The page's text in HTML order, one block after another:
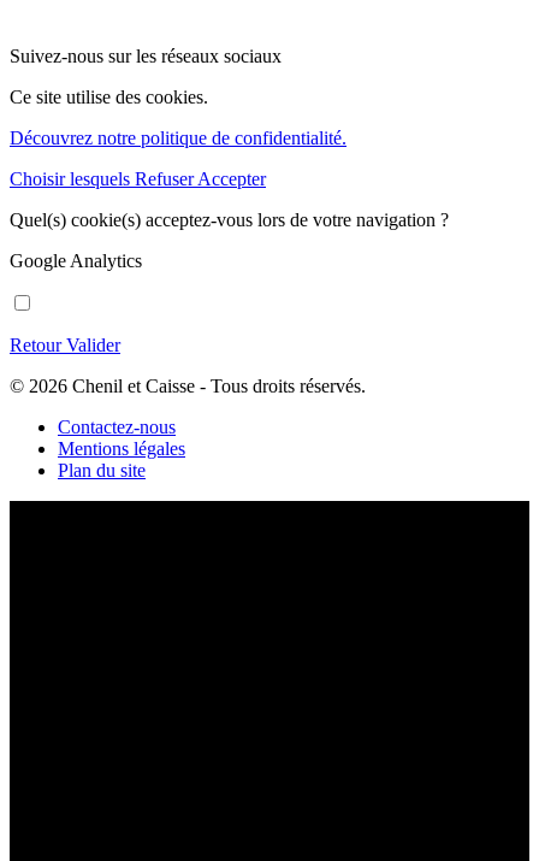
Suivez-nous sur les réseaux sociaux
Ce site utilise des cookies.
Découvrez notre politique de confidentialité.
Choisir lesquels RefuserAccepter
Quel(s) cookie(s) acceptez-vous lors de votre navigation ?
Google Analytics
RetourValider
© 2026 Chenil et Caisse - Tous droits réservés.
Contactez-nous
Mentions légales
Plan du site